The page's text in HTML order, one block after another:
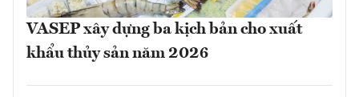
VASEP xây dựng ba kịch bản cho xuất
khẩu thủy sản năm 2026